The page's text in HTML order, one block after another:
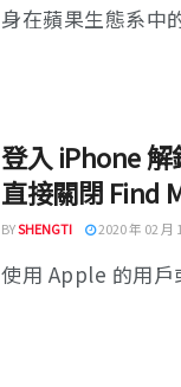
身在蘋果生態系中
登入 iPhone 解
直接關閉 Find
BYSHENGTI 2020 年 02 月
使用 Apple 的用戶